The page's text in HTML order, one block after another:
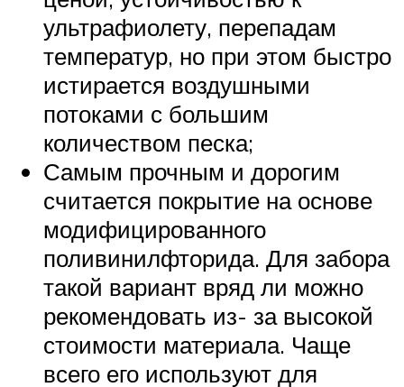
ультрафиолету, перепадам
температур, но при этом быстро
истирается воздушными
потоками с большим
количеством песка;
Самым прочным и дорогим
считается покрытие на основе
модифицированного
поливинилфторида. Для забора
такой вариант вряд ли можно
рекомендовать из- за высокой
стоимости материала. Чаще
всего его используют для